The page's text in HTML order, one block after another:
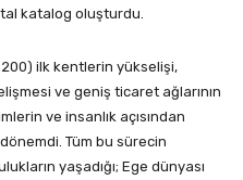
katalog oluşturdu.
ilk kentlerin yükselişi,
ve geniş ticaret ağlarının
ve insanlık açısından
Tüm bu sürecin
yaşadığı; Ege dünyası